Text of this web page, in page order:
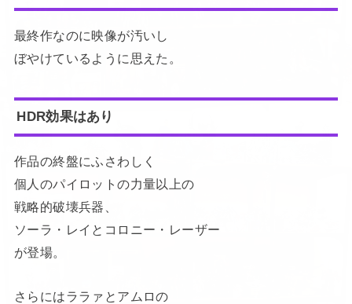
最終作なのに映像が汚いし
ぼやけているように思えた。
HDR効果はあり
作品の終盤にふさわしく
個人のパイロットの力量以上の
戦略的破壊兵器、
ソーラ・レイとコロニー・レーザー
が登場。
さらにはララァとアムロの